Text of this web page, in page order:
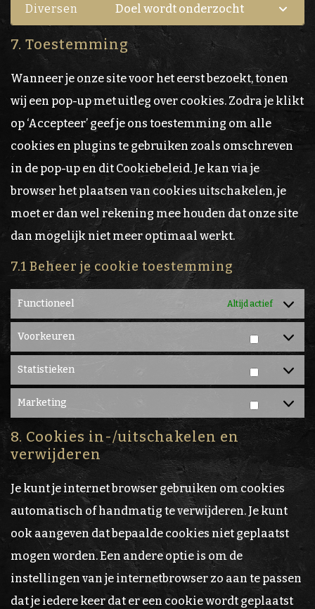
google-
service
complianz
Diversen Doel wordt onderzocht
to
diversen
7. Toestemming
Wanneer je onze site voor het eerst bezoekt, tonen
wij een pop-up met uitleg over cookies. Zodra je klikt
op ‘Accepteer’ geef je ons toestemming om alle
cookies en plugins te gebruiken zoals omschreven
in de pop-up en dit Cookiebeleid. Je kan via je
browser het plaatsen van cookies uitschakelen, je
moet er dan wel rekening mee houden dat onze site
dan mogelijk niet meer optimaal werkt.
7.1 Beheer je cookie toestemming
Functioneel Altijd actief
Voorkeuren
Statistieken
Marketing
8. Cookies in-/uitschakelen en
verwijderen
Je kunt je internet browser gebruiken om cookies
automatisch of handmatig te verwijderen. Je kunt
ook aangeven dat bepaalde cookies niet geplaatst
mogen worden. Een andere optie is om de
instellingen van je internetbrowser zo aan te passen
dat je iedere keer dat er een cookie wordt geplaatst